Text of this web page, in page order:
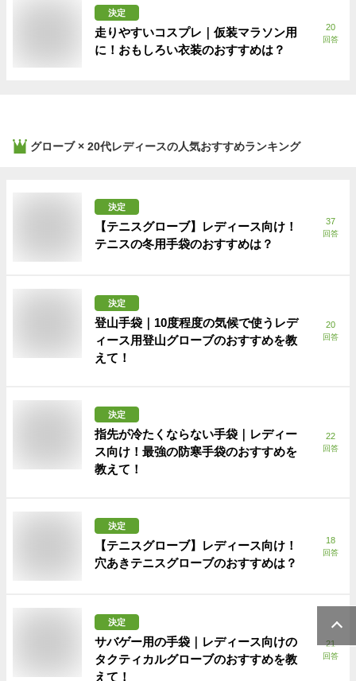
決定
走りやすいコスプレ｜仮装マラソン用
に！おもしろい衣装のおすすめは？
20
回答
グローブ × 20代レディースの人気おすすめランキング
決定
【テニスグローブ】レディース向け！
テニスの冬用手袋のおすすめは？
37
回答
決定
登山手袋｜10度程度の気候で使うレデ
ィース用登山グローブのおすすめを教
えて！
20
回答
決定
指先が冷たくならない手袋｜レディー
ス向け！最強の防寒手袋のおすすめを
教えて！
22
回答
決定
【テニスグローブ】レディース向け！
穴あきテニスグローブのおすすめは？
18
回答
決定
サバゲー用の手袋｜レディース向けの
タクティカルグローブのおすすめを教
えて！
21
回答